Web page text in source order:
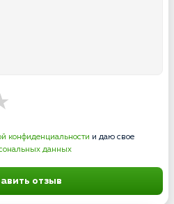
конфиденциальности и даю свое
данных
отзыв